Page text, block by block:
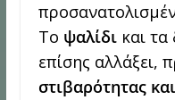
Το ψαλίδικαι τα
επίσης αλλάξει,
στιβαρότητας